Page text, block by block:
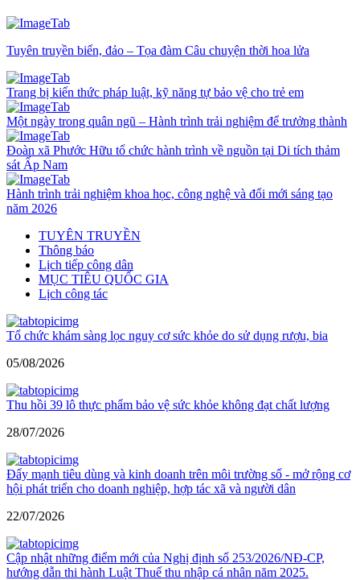
Tuyên truyền biển, đảo – Tọa đàm Câu chuyện thời hoa lửa
Trang bị kiến thức pháp luật, kỹ năng tự bảo vệ cho trẻ em
Một ngày trong quân ngũ – Hành trình trải nghiệm để trưởng thành
Đoàn xã Phước Hữu tổ chức hành trình về nguồn tại Di tích thảm
sát Ấp Nam
Hành trình trải nghiệm khoa học, công nghệ và đổi mới sáng tạo
năm 2026
TUYÊN TRUYỀN
Thông báo
Lịch tiếp công dân
MỤC TIÊU QUỐC GIA
Lịch công tác
Tổ chức khám sàng lọc nguy cơ sức khỏe do sử dụng rượu, bia
05/08/2026
Thu hồi 39 lô thực phẩm bảo vệ sức khỏe không đạt chất lượng
28/07/2026
Đẩy mạnh tiêu dùng và kinh doanh trên môi trường số - mở rộng cơ
hội phát triển cho doanh nghiệp, hợp tác xã và người dân
22/07/2026
Cập nhật những điểm mới của Nghị định số 253/2026/NĐ-CP,
hướng dẫn thi hành Luật Thuế thu nhập cá nhân năm 2025.